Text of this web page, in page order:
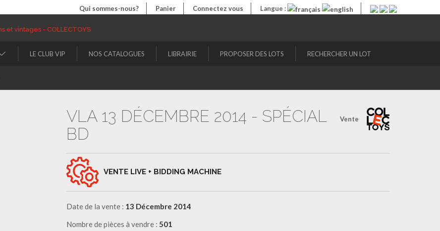
Qui sommes-nous? Panier Connectez vous Langue :
LE CLUB VIP NOS CATALOGUES LIBRAIRIE PROPOSER DES LOTS RECHERCHER UN LOT
Vente
VLA 13 DÉCEMBRE 2014 - SPÉCIAL
BD
VENTE LIVE + BIDDING MACHINE
Date de la vente : 13 Décembre 2014
Nombre de pièces à vendre : 501